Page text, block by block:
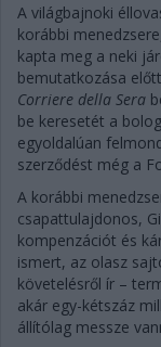
A világbajnoki
korábbi
kapta meg a neki
bemutatkozása
Corriere della Sera
be keresetét a
egyoldalúan
szerződést még a
A korábbi
csapattulajdonos,
kompenzációt és
ismert, az olasz
követelésről ír –
akár egy-kétszáz
állítólag messze